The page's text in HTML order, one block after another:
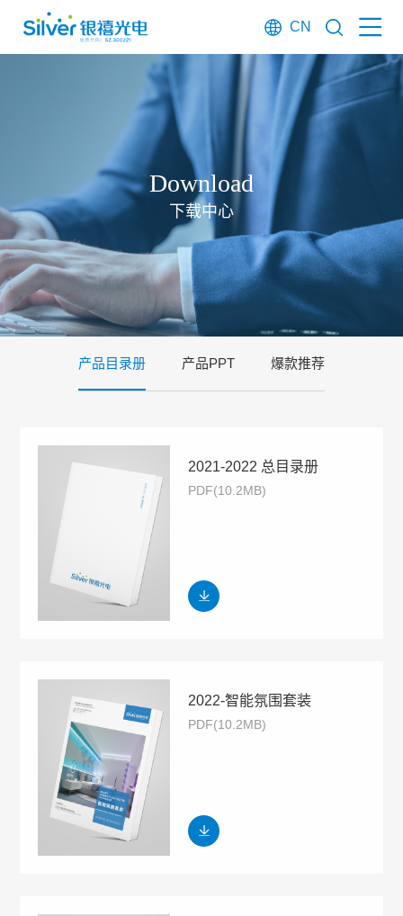
CN
Download
下载中心
产品目录册 产品PPT 爆款推荐
2021-2022 总目录册
PDF(10.2MB)
2022-智能氛围套装
PDF(10.2MB)